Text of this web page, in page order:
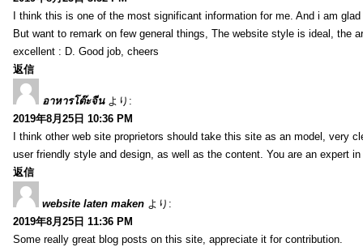
I think this is one of the most significant information for me. And i am
But want to remark on few general things, The website style is ideal, the
excellent : D. Good job, cheers
返信
อาหารโต๊ะจีน より:
2019年8月25日 10:36 PM
I think other web site proprietors should take this site as an model, very
user friendly style and design, as well as the content. You are an expert
返信
website laten maken より:
2019年8月25日 11:36 PM
Some really great blog posts on this site, appreciate it for contribution.